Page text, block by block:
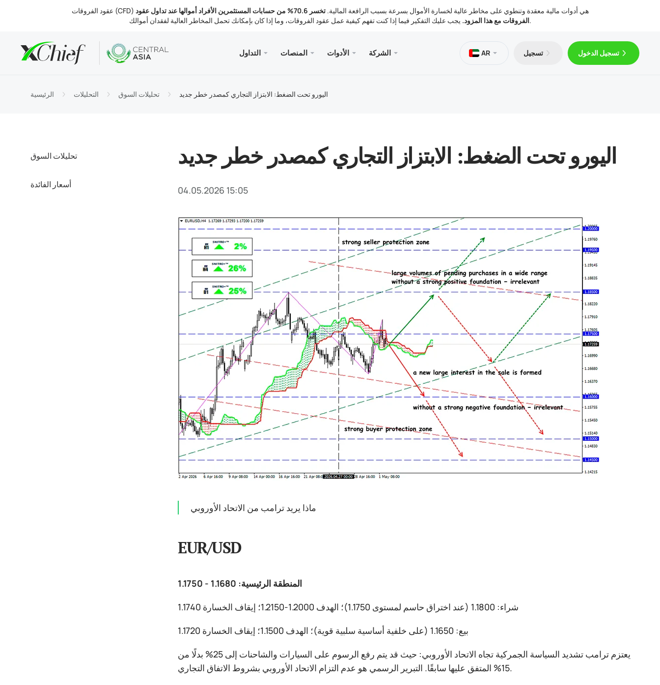
عقود الفروقات (CFD) هي أدوات مالية معقدة وتنطوي على مخاطر عالية لخسارة الأموال بسرعة بسبب الرافعة المالية.
تخسر 70.6% من حسابات المستثمرين الأفراد أموالها عند تداول عقود
الفروقات مع هذا المزود.يجب عليك التفكير فيما إذا كنت تفهم كيفية عمل عقود الفروقات، وما إذا كان بإمكانك تحمل المخاطر العالية لفقدان أموالك.
التداول
أدوات التداول
المنصات سطح المكتب والويب
MetaTrader 5 WebTerminal
الأدوات
أسعار الفائدة
الشركة
أخبار الشركة
AR تسجيل تسجيل الدخول
الرئيسية التحليلات تحليلات السوق اليورو تحت الضغط: الابتزاز التجاري كمصدر خطر جديد
تحليلات السوق
أسعار الفائدة
اليورو تحت الضغط: الابتزاز التجاري كمصدر خطر جديد
04.05.2026 15:05
ماذا يريد ترامب من الاتحاد الأوروبي
EUR/USD
المنطقة الرئيسية: 1.1680 - 1.1750
شراء: 1.1800 (عند اختراق حاسم لمستوى 1.1750)؛ الهدف 1.2000-1.2150؛ إيقاف الخسارة 1.1740
بيع: 1.1650 (على خلفية أساسية سلبية قوية)؛ الهدف 1.1500؛ إيقاف الخسارة 1.1720
يعتزم ترامب تشديد السياسة الجمركية تجاه الاتحاد الأوروبي: حيث قد يتم رفع الرسوم على السيارات والشاحنات إلى 25% بدلًا من
15% المتفق عليها سابقًا. التبرير الرسمي هو عدم التزام الاتحاد الأوروبي بشروط الاتفاق التجاري.